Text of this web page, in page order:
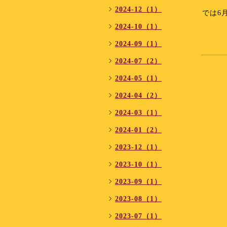
では6
2024-12（1）
2024-10（1）
2024-09（1）
2024-07（2）
2024-05（1）
2024-04（2）
2024-03（1）
2024-01（2）
2023-12（1）
2023-10（1）
2023-09（1）
2023-08（1）
2023-07（1）